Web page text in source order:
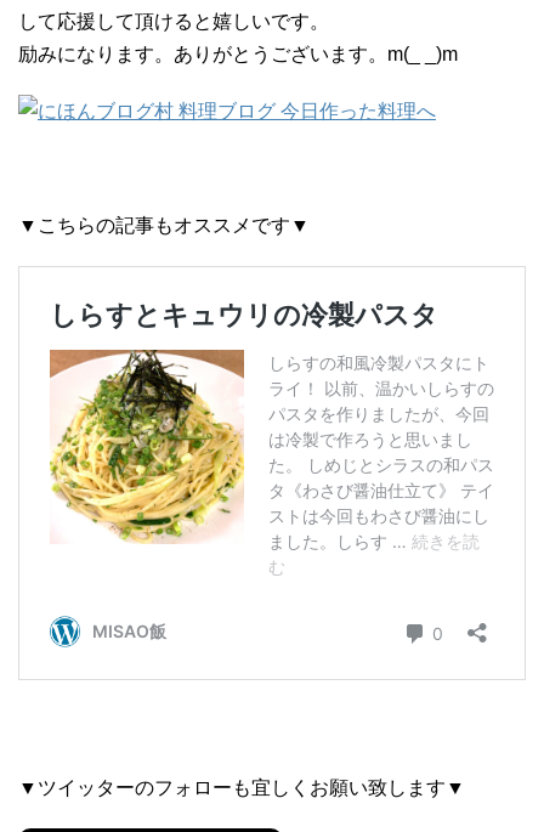
して応援して頂けると嬉しいです。
励みになります。ありがとうございます。m(_ _)m
▼こちらの記事もオススメです▼
▼ツイッターのフォローも宜しくお願い致します▼